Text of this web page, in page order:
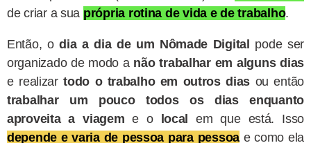
de criar a sua própria rotina de vida e de trabalho.
Então, odia a dia de um Nômade Digital
pode ser
organizado de modo a não trabalhar em alguns dias
e realizartodo o trabalho em outros dias ou então
trabalhar um pouco todos os dias
enquanto
aproveita a viagem e o local
em que está. Isso
depende e varia de pessoa para pessoae como ela